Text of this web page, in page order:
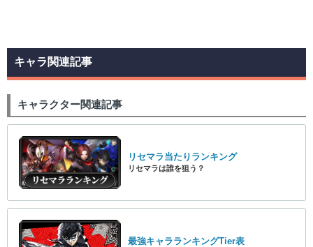
キャラ関連記事
キャラクター関連記事
リセマラ当たりランキング
リセマラは誰を狙う？
最強キャラランキングTier表